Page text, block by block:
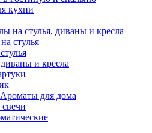
кухни
на стулья, диваны и кресла
стулья
и кресла
Ароматы для дома